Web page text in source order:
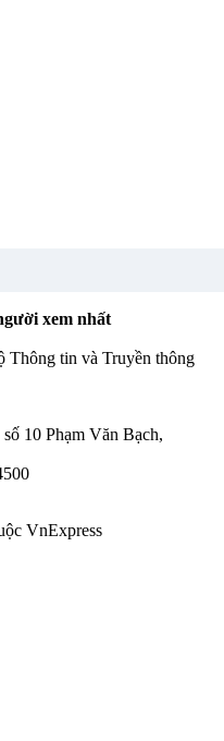
xem nhất
Thông tin và Truyền thông
10 Phạm Văn Bạch,
VnExpress